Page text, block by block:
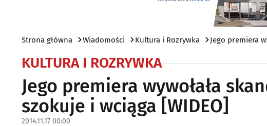
Strona główna Wiadomości Kultura i Rozrywka Jego premiera
KULTURA I ROZRYWKA
Jego premiera wywołała
szokuje i wciąga [WIDEO]
2014.11.17 00:00